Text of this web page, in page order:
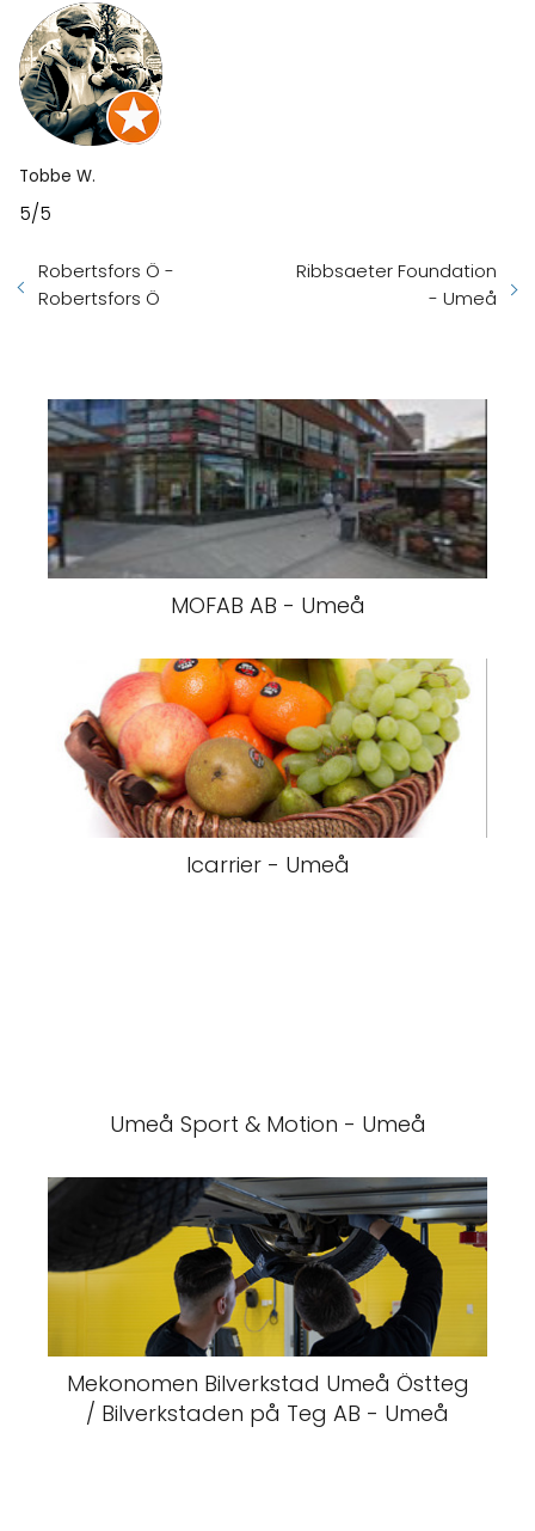
Tobbe W.
5/5
Robertsfors Ö -
Robertsfors Ö
Ribbsaeter Foundation
- Umeå
MOFAB AB - Umeå
Icarrier - Umeå
Umeå Sport & Motion - Umeå
Mekonomen Bilverkstad Umeå Östteg
/ Bilverkstaden på Teg AB - Umeå